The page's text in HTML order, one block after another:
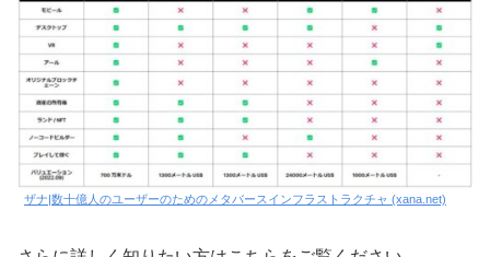
ザナ|数十億人のユーザーのためのメタバースインフラストラクチャ (xana.net)